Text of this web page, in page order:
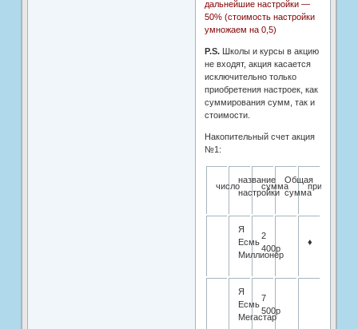
дальнейшие настройки —
50% (стоимость настройки
умножаем на 0,5)
P.S.Школы и курсы в акцию
не входят, акция касается
исключительно только
приобретения настроек, как
суммирования сумм, так и
стоимости.
Накопительный счет акция
№1:
число
название
настройки
сумма
Общая
сумма
примечание
Я
Есмь
Миллионер
2
400р
♦
Я
Есмь
Мегастар
7
500р